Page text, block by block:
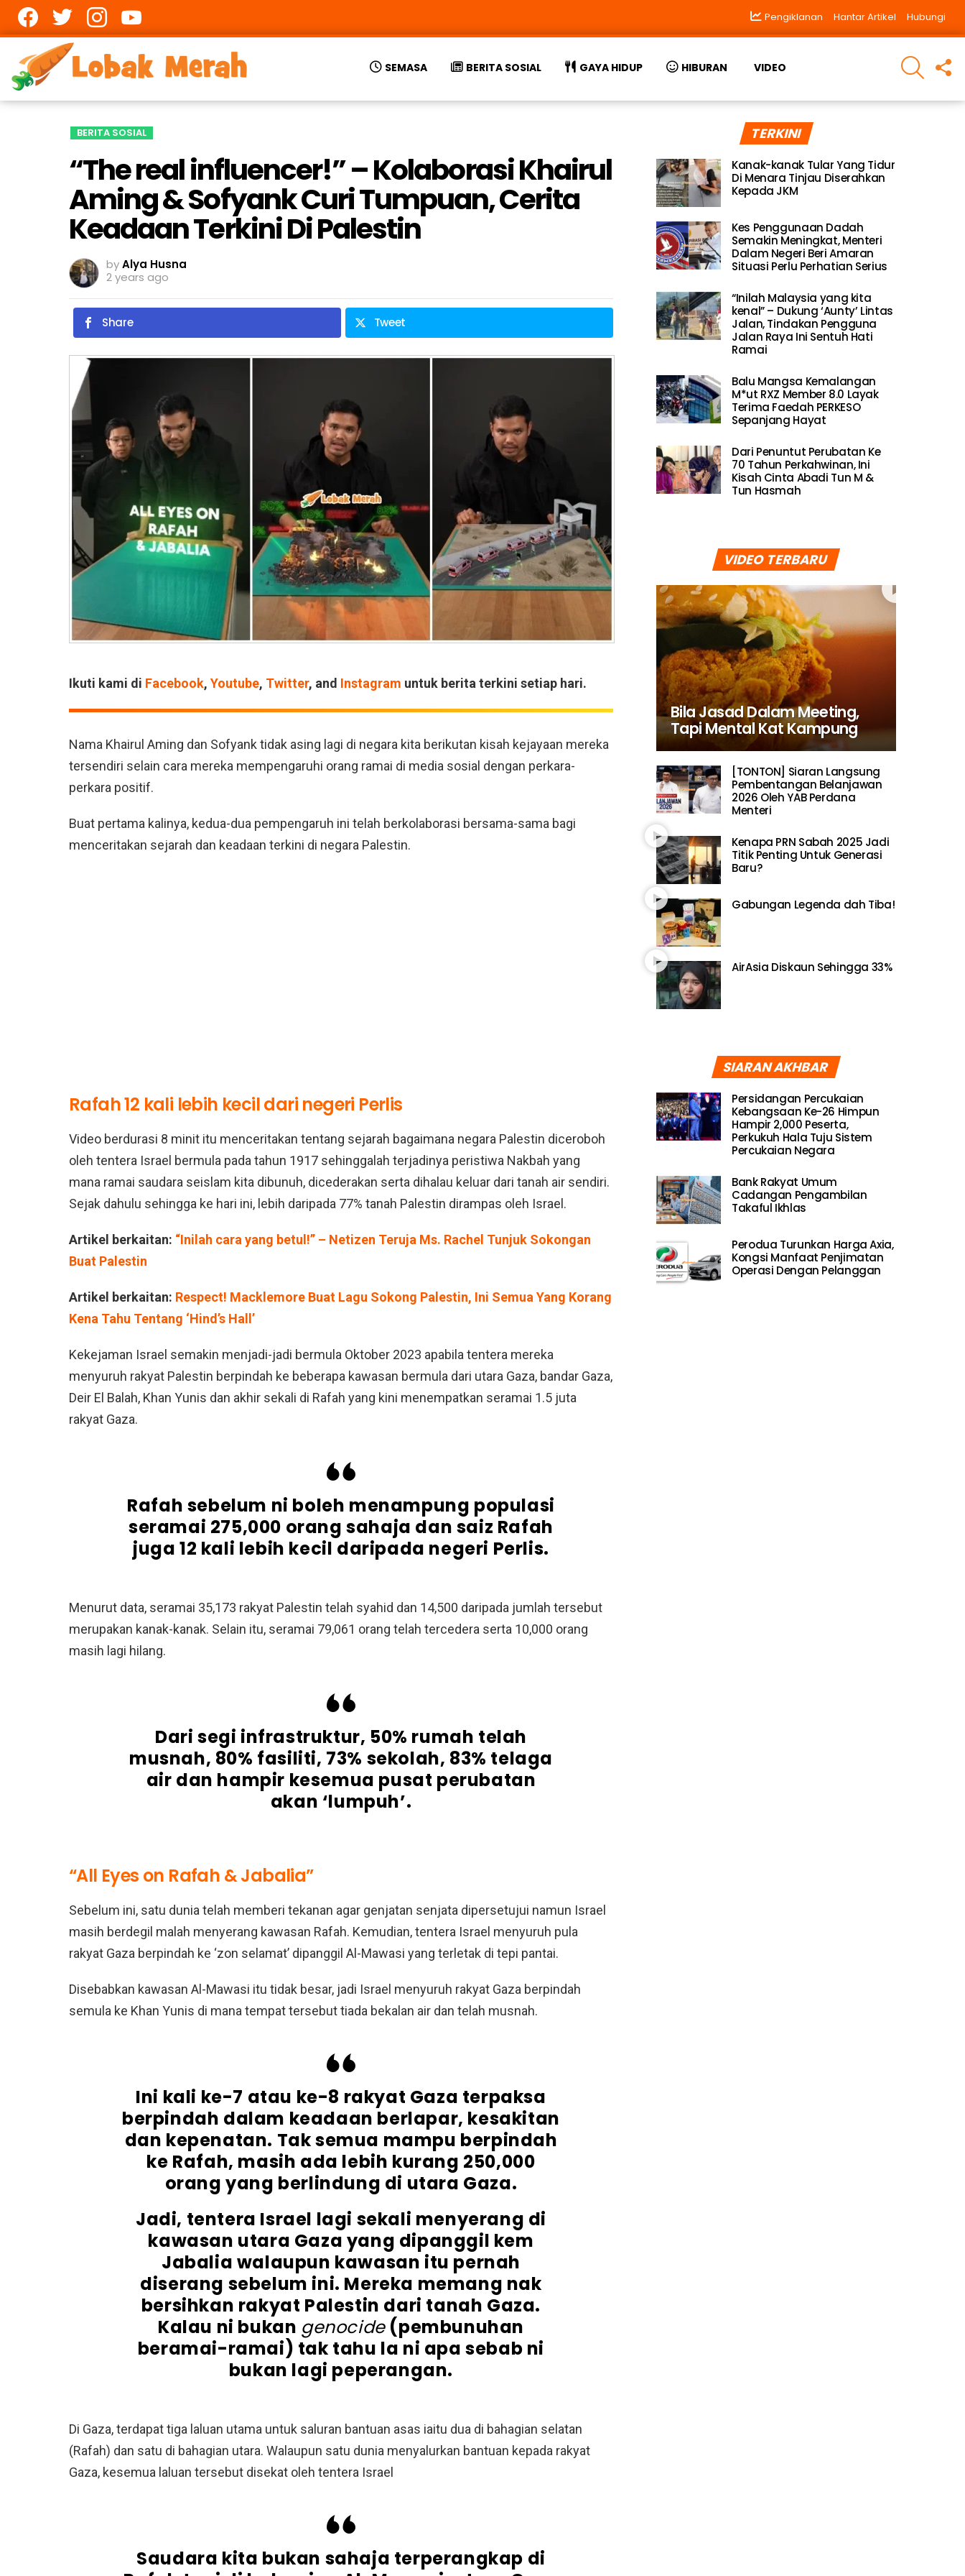
Pengiklanan Hantar Artikel Hubungi
SEMASA BERITA SOSIAL GAYA HIDUP HIBURAN VIDEO
SEARCH
BERITA SOSIAL
“The real influencer!” – Kolaborasi Khairul
Aming & Sofyank Curi Tumpuan, Cerita
Keadaan Terkini Di Palestin
byAlya Husna
2 years ago
Share Tweet
Ikuti kami di Facebook, Youtube, Twitter, and Instagram untuk berita terkini setiap hari.
Nama Khairul Aming dan Sofyank tidak asing lagi di negara kita berikutan kisah kejayaan mereka
tersendiri selain cara mereka mempengaruhi orang ramai di media sosial dengan perkara-
perkara positif.
Buat pertama kalinya, kedua-dua pempengaruh ini telah berkolaborasi bersama-sama bagi
menceritakan sejarah dan keadaan terkini di negara Palestin.
Rafah 12 kali lebih kecil dari negeri Perlis
Video berdurasi 8 minit itu menceritakan tentang sejarah bagaimana negara Palestin diceroboh
oleh tentera Israel bermula pada tahun 1917 sehinggalah terjadinya peristiwa Nakbah yang
mana ramai saudara seislam kita dibunuh, dicederakan serta dihalau keluar dari tanah air sendiri.
Sejak dahulu sehingga ke hari ini, lebih daripada 77% tanah Palestin dirampas oleh Israel.
Artikel berkaitan: “Inilah cara yang betul!” – Netizen Teruja Ms. Rachel Tunjuk Sokongan
Buat Palestin
Artikel berkaitan: Respect! Macklemore Buat Lagu Sokong Palestin, Ini Semua Yang Korang
Kena Tahu Tentang ‘Hind’s Hall’
Kekejaman Israel semakin menjadi-jadi bermula Oktober 2023 apabila tentera mereka
menyuruh rakyat Palestin berpindah ke beberapa kawasan bermula dari utara Gaza, bandar Gaza,
Deir El Balah, Khan Yunis dan akhir sekali di Rafah yang kini menempatkan seramai 1.5 juta
rakyat Gaza.
Rafah sebelum ni boleh menampung populasi
seramai 275,000 orang sahaja dan saiz Rafah
juga 12 kali lebih kecil daripada negeri Perlis.
Menurut data, seramai 35,173 rakyat Palestin telah syahid dan 14,500 daripada jumlah tersebut
merupakan kanak-kanak. Selain itu, seramai 79,061 orang telah tercedera serta 10,000 orang
masih lagi hilang.
Dari segi infrastruktur, 50% rumah telah
musnah, 80% fasiliti, 73% sekolah, 83% telaga
air dan hampir kesemua pusat perubatan
akan ‘lumpuh’.
“All Eyes on Rafah & Jabalia”
Sebelum ini, satu dunia telah memberi tekanan agar genjatan senjata dipersetujui namun Israel
masih berdegil malah menyerang kawasan Rafah. Kemudian, tentera Israel menyuruh pula
rakyat Gaza berpindah ke ‘zon selamat’ dipanggil Al-Mawasi yang terletak di tepi pantai.
Disebabkan kawasan Al-Mawasi itu tidak besar, jadi Israel menyuruh rakyat Gaza berpindah
semula ke Khan Yunis di mana tempat tersebut tiada bekalan air dan telah musnah.
Ini kali ke-7 atau ke-8 rakyat Gaza terpaksa
berpindah dalam keadaan berlapar, kesakitan
dan kepenatan. Tak semua mampu berpindah
ke Rafah, masih ada lebih kurang 250,000
orang yang berlindung di utara Gaza.
Jadi, tentera Israel lagi sekali menyerang di
kawasan utara Gaza yang dipanggil kem
Jabalia walaupun kawasan itu pernah
diserang sebelum ini. Mereka memang nak
bersihkan rakyat Palestin dari tanah Gaza.
Kalau ni bukan genocide(pembunuhan
beramai-ramai) tak tahu la ni apa sebab ni
bukan lagi peperangan.
Di Gaza, terdapat tiga laluan utama untuk saluran bantuan asas iaitu dua di bahagian selatan
(Rafah) dan satu di bahagian utara. Walaupun satu dunia menyalurkan bantuan kepada rakyat
Gaza, kesemua laluan tersebut disekat oleh tentera Israel
Saudara kita bukan sahaja terperangkap di
TERKINI
Kanak-kanak Tular Yang Tidur
Di Menara Tinjau Diserahkan
Kepada JKM
Kes Penggunaan Dadah
Semakin Meningkat, Menteri
Dalam Negeri Beri Amaran
Situasi Perlu Perhatian Serius
“Inilah Malaysia yang kita
kenal” – Dukung ‘Aunty’ Lintas
Jalan, Tindakan Pengguna
Jalan Raya Ini Sentuh Hati
Ramai
Balu Mangsa Kemalangan
M*ut RXZ Member 8.0 Layak
Terima Faedah PERKESO
Sepanjang Hayat
Dari Penuntut Perubatan Ke
70 Tahun Perkahwinan, Ini
Kisah Cinta Abadi Tun M &
Tun Hasmah
VIDEO TERBARU
Bila Jasad Dalam Meeting,
Tapi Mental Kat Kampung
[TONTON] Siaran Langsung
Pembentangan Belanjawan
2026 Oleh YAB Perdana
Menteri
Kenapa PRN Sabah 2025 Jadi
Titik Penting Untuk Generasi
Baru?
Gabungan Legenda dah Tiba!
AirAsia Diskaun Sehingga 33%
SIARAN AKHBAR
Persidangan Percukaian
Kebangsaan Ke-26 Himpun
Hampir 2,000 Peserta,
Perkukuh Hala Tuju Sistem
Percukaian Negara
Bank Rakyat Umum
Cadangan Pengambilan
Takaful Ikhlas
Perodua Turunkan Harga Axia,
Kongsi Manfaat Penjimatan
Operasi Dengan Pelanggan